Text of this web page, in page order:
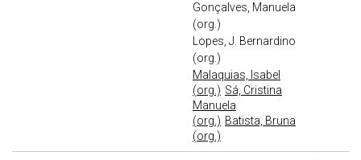
Gonçalves, Manuela
(org.)
Lopes, J. Bernardino
(org.)
Malaquias, Isabel
(org.) Sá, Cristina
Manuela
(org.) Batista, Bruna
(org.)